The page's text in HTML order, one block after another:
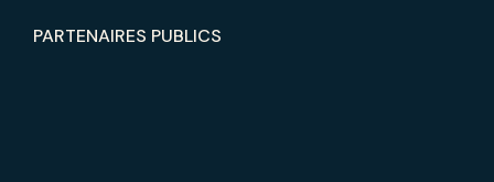
PARTENAIRES PUBLICS